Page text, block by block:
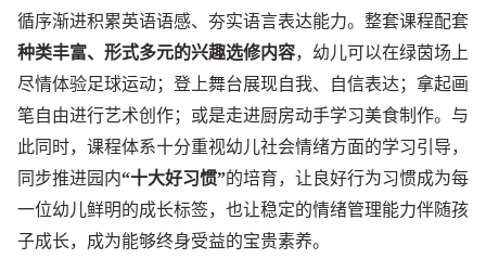
循序渐进积累英语语感、夯实语言表达能力。整套课程配套
种类丰富、形式多元的兴趣选修内容，幼儿可以在绿茵场上
尽情体验足球运动；登上舞台展现自我、自信表达；拿起画
笔自由进行艺术创作；或是走进厨房动手学习美食制作。与
此同时，课程体系十分重视幼儿社会情绪方面的学习引导，
同步推进园内“十大好习惯”的培育，让良好行为习惯成为每
一位幼儿鲜明的成长标签，也让稳定的情绪管理能力伴随孩
子成长，成为能够终身受益的宝贵素养。